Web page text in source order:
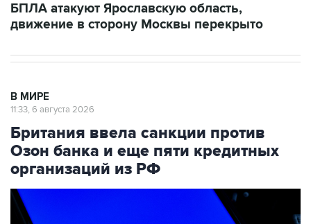
БПЛА атакуют Ярославскую область,
движение в сторону Москвы перекрыто
В МИРЕ
11:33, 6 августа 2026
Британия ввела санкции против
Озон банка и еще пяти кредитных
организаций из РФ